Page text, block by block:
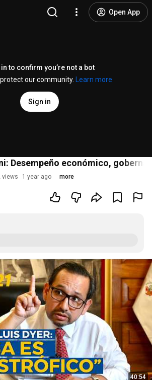
Open App
to confirm you’re not a bot
our community.
Learn more
Sign in
Desempeño económico,
views 1 year ago more
40:54